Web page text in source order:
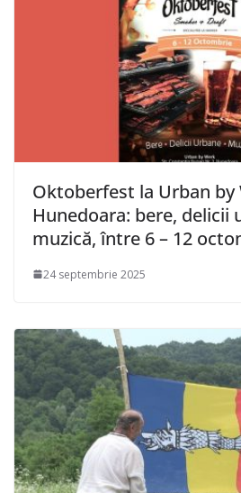
Oktoberfest la Urban by
Hunedoara: bere, delicii
muzică, între 6 – 12
24 septembrie 2025